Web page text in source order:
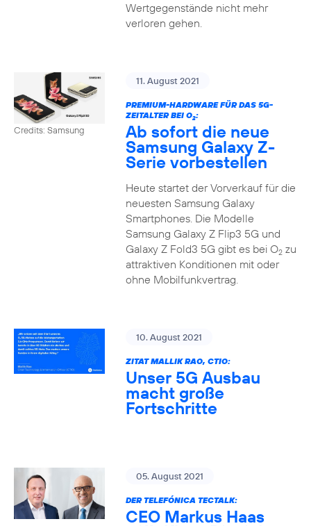
Wertgegenstände nicht mehr
verloren gehen.
Credits: Samsung
11. August 2021
PREMIUM-HARDWARE FÜR DAS 5G-
ZEITALTER BEI O2:
Ab sofort die neue
Samsung Galaxy Z-
Serie vorbestellen
Heute startet der Vorverkauf für die
neuesten Samsung Galaxy
Smartphones. Die Modelle
Samsung Galaxy Z Flip3 5G und
Galaxy Z Fold3 5G gibt es bei O2zu
attraktiven Konditionen mit oder
ohne Mobilfunkvertrag.
10. August 2021
ZITAT MALLIK RAO, CTIO:
Unser 5G Ausbau
macht große
Fortschritte
05. August 2021
DER TELEFÓNICA TECTALK:
CEO Markus Haas